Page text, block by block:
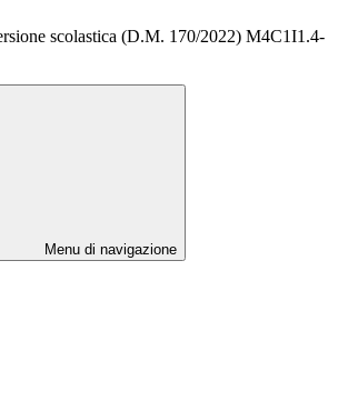
scolastica (D.M. 170/2022) M4C1I1.4-
Menu di navigazione